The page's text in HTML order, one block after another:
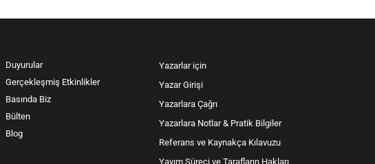
Duyurular
Gerçekleşmiş Etkinlikler
Basında Biz
Bülten
Blog
Yazarlar için
Yazar Girişi
Yazarlara Çağrı
Yazarlara Notlar & Pratik Bilgiler
Referans ve Kaynakça Kılavuzu
Yayım Süreci ve Tarafların Hakları